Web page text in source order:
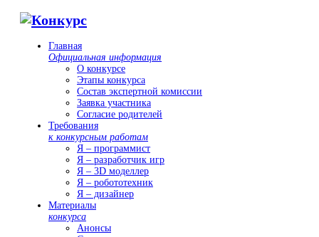
Главная
Официальная информация
О конкурсе
Этапы конкурса
Состав экспертной комиссии
Заявка участника
Согласие родителей
Требования
к конкурсным работам
Я – программист
Я – разработчик игр
Я – 3D моделлер
Я – робототехник
Я – дизайнер
Материалы
конкурса
Анонсы